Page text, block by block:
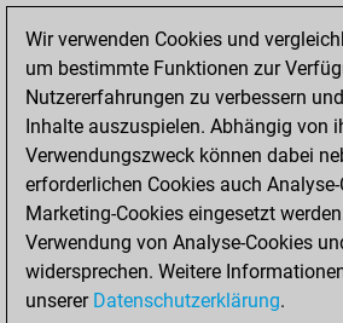
Sonntag,
8, 2023
against Fritz
Donnerstag,
Dezember 29,
2022
You created
Wir verwenden Cookies und
um bestimmte Funktionen zur
Nutzererfahrungen zu verbessern
Inhalte auszuspielen. Abhängig von
Verwendungszweck können dabei
erforderlichen Cookies auch
Marketing-Cookies eingesetzt
Verwendung von Analyse-Cookies
widersprechen. Weitere
unserer Datenschutzerklärung.